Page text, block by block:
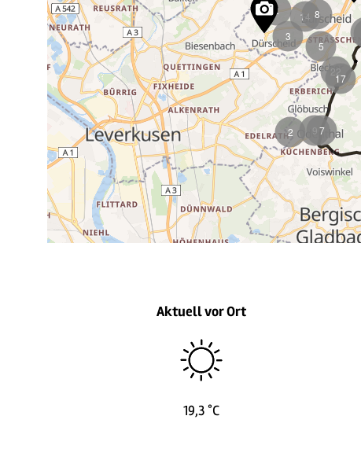
22
14
Aktuell vor Ort
19,3 °C